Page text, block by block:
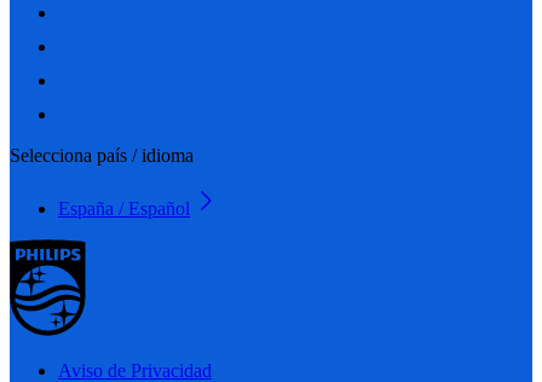
Selecciona país / idioma
España / Español
Aviso de Privacidad